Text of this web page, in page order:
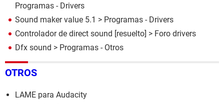
Programas - Drivers
Sound maker value 5.1 > Programas - Drivers
Controlador de direct sound [resuelto] > Foro drivers
Dfx sound > Programas - Otros
OTROS
LAME para Audacity